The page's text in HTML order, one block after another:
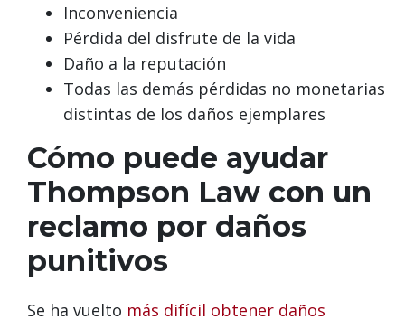
Inconveniencia
Pérdida del disfrute de la vida
Daño a la reputación
Todas las demás pérdidas no monetarias
distintas de los daños ejemplares
Cómo puede ayudar
Thompson Law con un
reclamo por daños
punitivos
Se ha vuelto más difícil obtener daños